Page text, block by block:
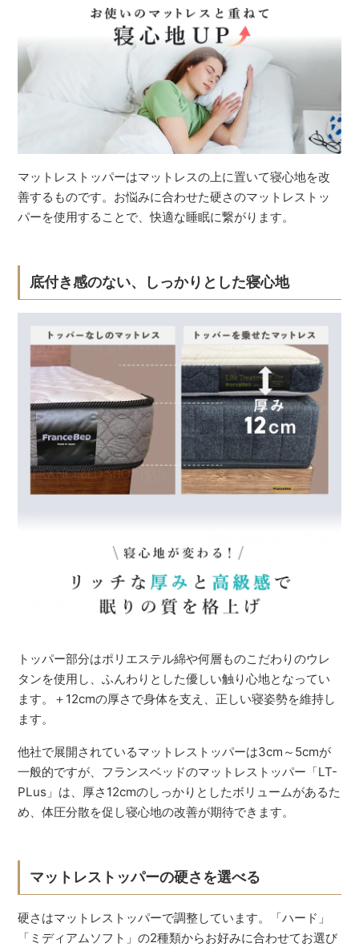
マットレストッパーはマットレスの上に置いて寝心地を改
善するものです。お悩みに合わせた硬さのマットレストッ
パーを使用することで、快適な睡眠に繋がります。
底付き感のない、しっかりとした寝心地
トッパー部分はポリエステル綿や何層ものこだわりのウレ
タンを使用し、ふんわりとした優しい触り心地となってい
ます。＋12cmの厚さで身体を支え、正しい寝姿勢を維持し
ます。
他社で展開されているマットレストッパーは3cm～5cmが
一般的ですが、フランスベッドのマットレストッパー「LT-
PLus」は、厚さ12cmのしっかりとしたボリュームがあるた
め、体圧分散を促し寝心地の改善が期待できます。
マットレストッパーの硬さを選べる
硬さはマットレストッパーで調整しています。「ハード」
「ミディアムソフト」の2種類からお好みに合わせてお選び